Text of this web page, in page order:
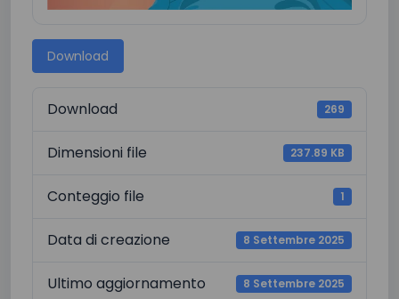
Download
Download 269
Dimensioni file 237.89 KB
Conteggio file 1
Data di creazione 8 Settembre 2025
Ultimo aggiornamento 8 Settembre 2025